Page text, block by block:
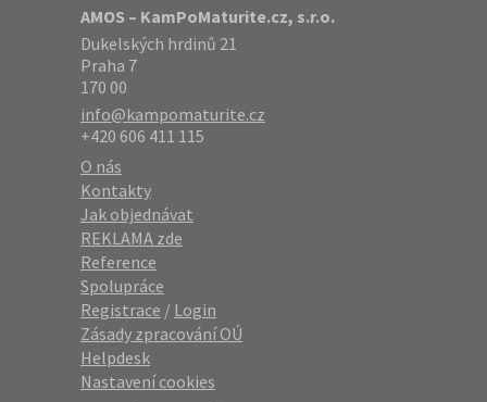
AMOS – KamPoMaturite.cz, s.r.o.
Dukelských hrdinů 21
Praha 7
170 00
info@kampomaturite.cz
+420 606 411 115
O nás
Kontakty
Jak objednávat
REKLAMA zde
Reference
Spolupráce
Registrace / Login
Zásady zpracování OÚ
Helpdesk
Nastavení cookies